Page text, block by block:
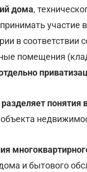
дома,
в соответствии
помещения
разделяет понятия
и бытового